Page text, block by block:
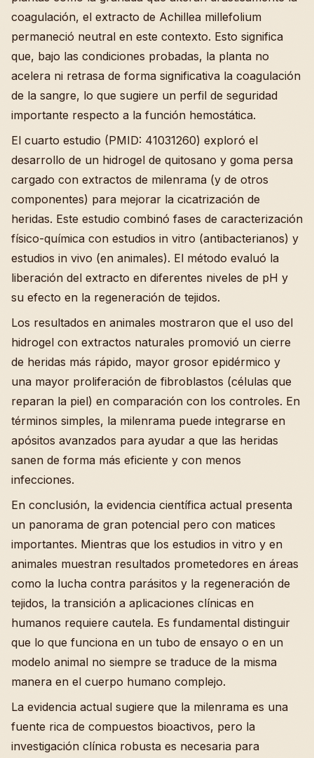
coagulación, el extracto de Achillea millefolium
permaneció neutral en este contexto. Esto significa
que, bajo las condiciones probadas, la planta no
acelera ni retrasa de forma significativa la coagulación
de la sangre, lo que sugiere un perfil de seguridad
importante respecto a la función hemostática.
El cuarto estudio (PMID: 41031260) exploró el
desarrollo de un hidrogel de quitosano y goma persa
cargado con extractos de milenrama (y de otros
componentes) para mejorar la cicatrización de
heridas. Este estudio combinó fases de caracterización
físico-química con estudios in vitro (antibacterianos) y
estudios in vivo (en animales). El método evaluó la
liberación del extracto en diferentes niveles de pH y
su efecto en la regeneración de tejidos.
Los resultados en animales mostraron que el uso del
hidrogel con extractos naturales promovió un cierre
de heridas más rápido, mayor grosor epidérmico y
una mayor proliferación de fibroblastos (células que
reparan la piel) en comparación con los controles. En
términos simples, la milenrama puede integrarse en
apósitos avanzados para ayudar a que las heridas
sanen de forma más eficiente y con menos
infecciones.
En conclusión, la evidencia científica actual presenta
un panorama de gran potencial pero con matices
importantes. Mientras que los estudios in vitro y en
animales muestran resultados prometedores en áreas
como la lucha contra parásitos y la regeneración de
tejidos, la transición a aplicaciones clínicas en
humanos requiere cautela. Es fundamental distinguir
que lo que funciona en un tubo de ensayo o en un
modelo animal no siempre se traduce de la misma
manera en el cuerpo humano complejo.
La evidencia actual sugiere que la milenrama es una
fuente rica de compuestos bioactivos, pero la
investigación clínica robusta es necesaria para